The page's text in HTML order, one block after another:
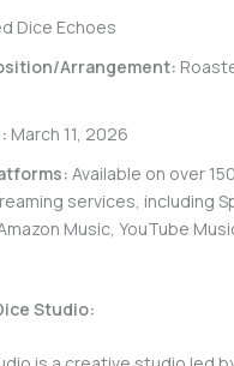
Dice Echoes
Arrangement:
March 11, 2026
Available on over
services, including
Music, YouTube
Studio: